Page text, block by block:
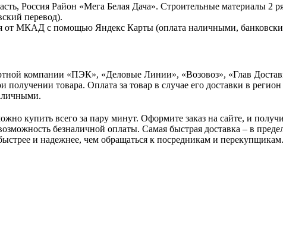
Россия Район «Мега Белая Дача». Строительные материалы 2
перевод).
от МКАД с помощью Яндекс Карты (оплата наличными,
компании «ПЭК», «Деловые Линии», «Возовоз», «Глав
товара. Оплата за товар в случае его доставки в
купить всего за пару минут. Оформите заказ на сайте, и
безналичной оплаты. Самая быстрая доставка – в
и надежнее, чем обращаться к посредникам и